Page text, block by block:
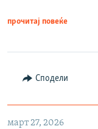
прочитај повеќе
Сподели
март 27, 2026